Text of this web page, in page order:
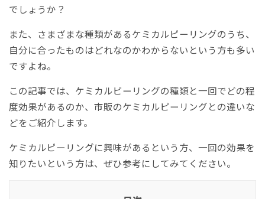
でしょうか？
また、さまざまな種類があるケミカルピーリングのうち、
自分に合ったものはどれなのかわからないという方も多い
ですよね。
この記事では、ケミカルピーリングの種類と一回でどの程
度効果があるのか、市販のケミカルピーリングとの違いな
どをご紹介します。
ケミカルピーリングに興味があるという方、一回の効果を
知りたいという方は、ぜひ参考にしてみてください。